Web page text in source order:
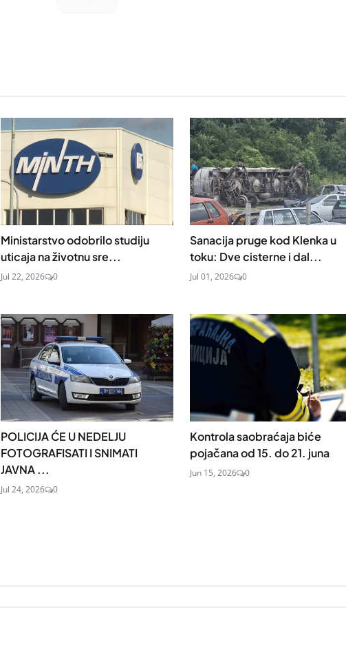
Ministarstvo odobrilo studiju
uticaja na životnu sre...
Jul 22, 2026 0
Sanacija pruge kod Klenka u
toku: Dve cisterne i dal...
Jul 01, 2026 0
POLICIJA ĆE U NEDELJU
FOTOGRAFISATI I SNIMATI
JAVNA ...
Jul 24, 2026 0
Kontrola saobraćaja biće
pojačana od 15. do 21. juna
Jun 15, 2026 0